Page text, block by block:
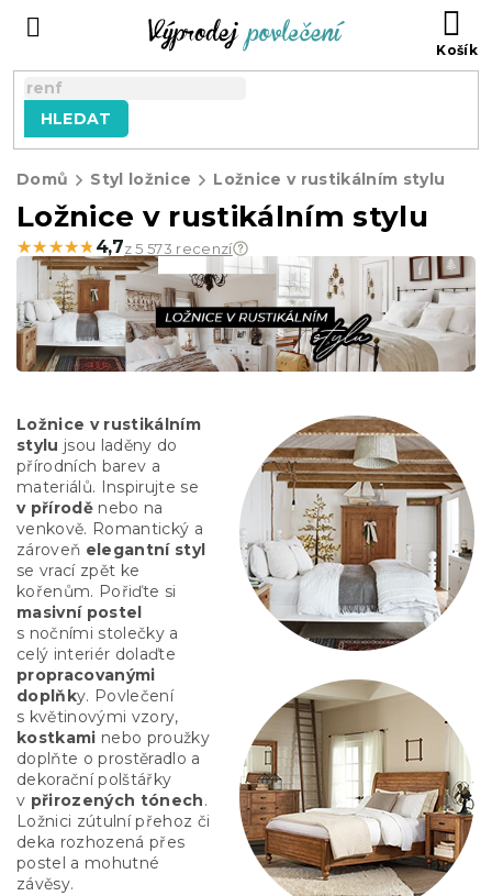
HLEDAT
Domů Styl ložnice Ložnice v rustikálním stylu
Ložnice v rustikálním stylu
★★★★★
★★★★★ 4,7z 5 573 recenzí
Ložnice v rustikálním
stylu jsou laděny do
přírodních barev a
materiálů. Inspirujte se
v přírodě nebo na
venkově. Romantický a
zároveň elegantní styl
se vrací zpět ke
kořenům. Pořiďte si
masivní postel
s nočními stolečky a
celý interiér dolaďte
propracovanými
doplňky. Povlečení
s květinovými vzory,
kostkami nebo proužky
doplňte o prostěradlo a
dekorační polštářky
v přirozených tónech.
Ložnici zútulní přehoz či
deka rozhozená přes
postel a mohutné
závěsy.